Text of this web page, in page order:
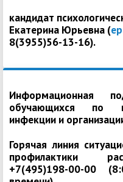
кандидат
Екатерина Юрьевна (
8(3955)56-13-16).
Информационная
обучающихся по
инфекции и
Горячая линия
профилактики
+7(495)198-00-00